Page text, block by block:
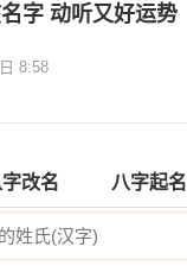
字 动听又好运势
8:58
改名 八字起名